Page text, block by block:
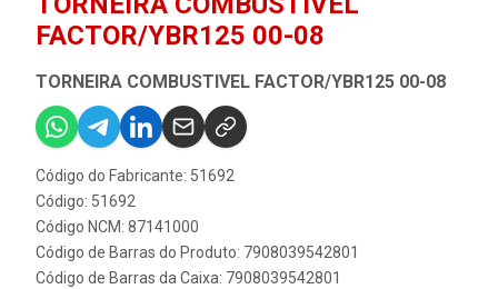
FACTOR/YBR125 00-08
TORNEIRA COMBUSTIVEL FACTOR/YBR125 00-08
Código do Fabricante: 51692
Código: 51692
Código NCM: 87141000
Código de Barras do Produto: 7908039542801
Código de Barras da Caixa: 7908039542801